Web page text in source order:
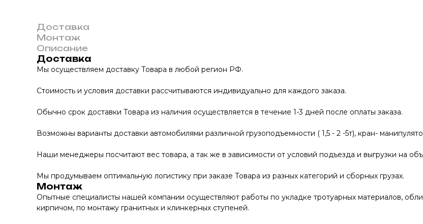
Доставка
Монтаж
Описание
Доставка
Мы осуществляем доставку Товара в любой регион РФ.
Стоимость и условия доставки рассчитываются индивидуально для каждого заказа.
Обычно срок доставки Товара из наличия осуществляется в течение 1-3 дней после оплаты заказа.
Возможны варианты доставки автомобилями различной грузоподъемности ( 1,5 - 2 -5т), кран-
Наши менеджеры посчитают вес товара, а так же в зависимости от условий подъезда и выгрузки на
Мы продумываем оптимальную логистику при заказе Товара из разных категорий и сборных грузах.
Монтаж
Опытные специалисты нашей компании осуществляют работы по укладке тротуарных материалов,
кирпичом, по монтажу гранитных и клинкерных ступеней.